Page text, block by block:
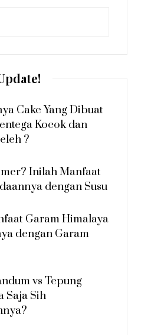
Cake Yang Dibuat
Kocok dan
?
Inilah Manfaat
dengan Susu
Garam Himalaya
dengan Garam
vs Tepung
Saja Sih